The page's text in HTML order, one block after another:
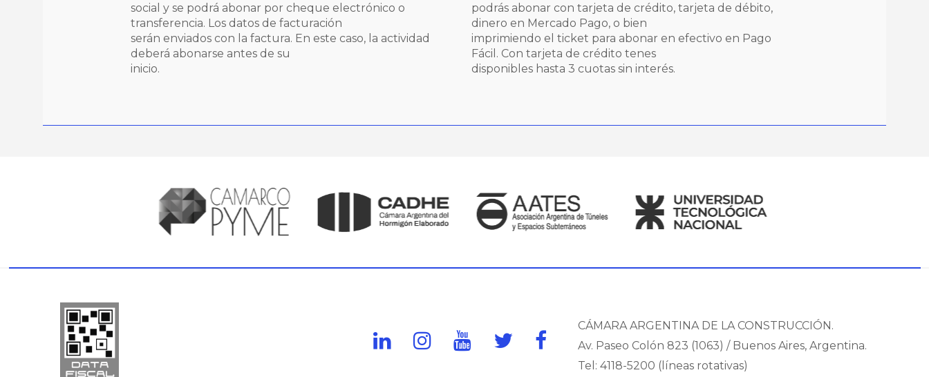
social y se podrá abonar por cheque electrónico o
transferencia. Los datos de facturación
serán enviados con la factura. En este caso, la actividad
deberá abonarse antes de su
inicio.
podrás abonar con tarjeta de crédito, tarjeta de débito,
dinero en Mercado Pago, o bien
imprimiendo el ticket para abonar en efectivo en Pago
Fácil. Con tarjeta de crédito tenes
disponibles hasta 3 cuotas sin interés.
CÁMARA ARGENTINA DE LA CONSTRUCCIÓN.
Av. Paseo Colón 823 (1063) / Buenos Aires, Argentina.
Tel: 4118-5200 (líneas rotativas)